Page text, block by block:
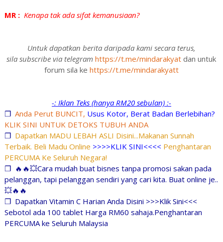
MR :Kenapa tak ada sifat kemanusiaan?
Untuk dapatkan berita daripada kami secara terus,
sila subscribe via telegram https://t.me/mindarakyat dan untuk
forum sila ke https://t.me/mindarakyatt
-: Iklan Teks (hanya RM20 sebulan) :-
❐ Anda Perut BUNCIT, Usus Kotor, Berat Badan Berlebihan?
KLIK SINI UNTUK DETOKS TUBUH ANDA
❐ Dapatkan MADU LEBAH ASLI Disini...Makanan Sunnah
Terbaik. Beli Madu Online >>>>KLIK SINI<<<< Penghantaran
PERCUMA Ke Seluruh Negara!
❐ 🔥🔥💥Cara mudah buat bisnes tanpa promosi sakan pada
pelanggan, tapi pelanggan sendiri yang cari kita. Buat online je..
💥🔥🔥
❐ Dapatkan Vitamin C Harian Anda Disini >>>Klik Sini<<<
Sebotol ada 100 tablet Harga RM60 sahaja.Penghantaran
PERCUMA ke Seluruh Malaysia